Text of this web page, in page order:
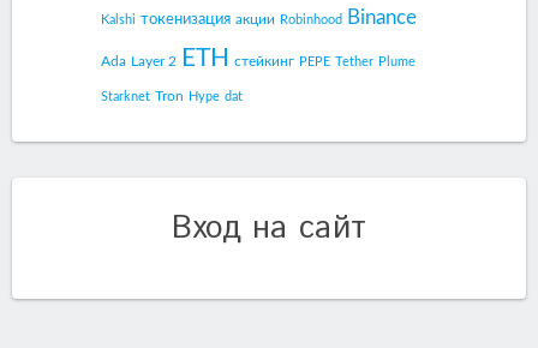
Kalshi токенизация акции Robinhood Binance
Ada Layer 2 ETH стейкинг PEPE Tether Plume
Starknet Tron Hype dat
Вход на сайт